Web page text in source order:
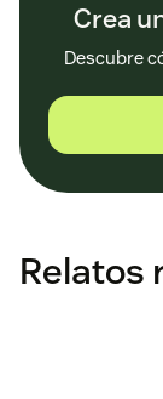
Crea
Descubre
Relatos